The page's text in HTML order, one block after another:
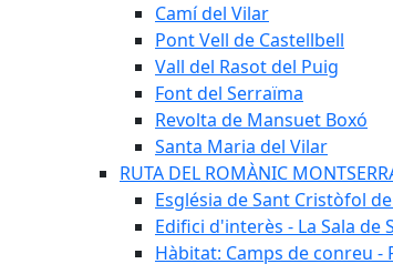
Camí del Vilar
Pont Vell de Castellbell
Vall del Rasot del Puig
Font del Serraïma
Revolta de Mansuet Boxó
Santa Maria del Vilar
RUTA DEL ROMÀNIC
Església de Sant Cristòfol
Edifici d'interès - La Sala de
Hàbitat: Camps de conreu -